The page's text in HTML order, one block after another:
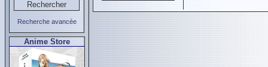
Recherche avancée
Anime Store